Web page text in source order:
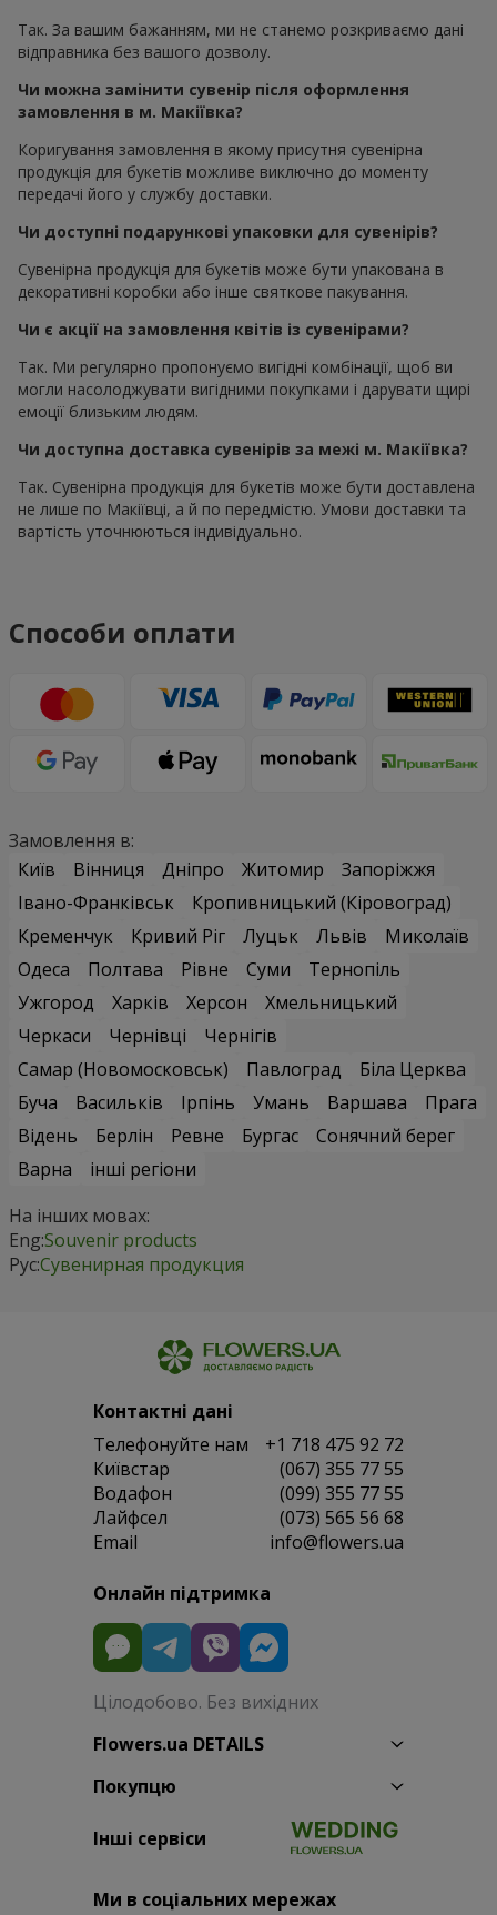
Так. За вашим бажанням, ми не станемо розкриваємо дані
відправника без вашого дозволу.
Чи можна замінити сувенір після оформлення
замовлення в м. Макіївка?
Коригування замовлення в якому присутня сувенірна
продукція для букетів можливе виключно до моменту
передачі його у службу доставки.
Чи доступні подарункові упаковки для сувенірів?
Сувенірна продукція для букетів може бути упакована в
декоративні коробки або інше святкове пакування.
Чи є акції на замовлення квітів із сувенірами?
Так. Ми регулярно пропонуємо вигідні комбінації, щоб ви
могли насолоджувати вигідними покупками і дарувати щирі
емоції близьким людям.
Чи доступна доставка сувенірів за межі м. Макіївка?
Так. Сувенірна продукція для букетів може бути доставлена
не лише по Макіївці, а й по передмістю. Умови доставки та
вартість уточнюються індивідуально.
Способи оплати
Замовлення в:
Київ
Вінниця Дніпро Житомир
Запоріжжя
Івано-Франківськ
Кропивницький (Кіровоград)
Кременчук
Кривий Ріг Луцьк Львів
Миколаїв
Одеса
Полтава Рівне Суми
Тернопіль
Ужгород
Харків Херсон
Хмельницький
Черкаси
Чернівці
Чернігів
Самар (Новомосковськ)
Павлоград
Біла Церква
Буча
Васильків Ірпінь Умань Варшава
Прага
Відень
Берлін Ревне Бургас
Сонячний берег
Варна
інші регіони
На інших мовах:
Eng:Souvenir products
Рус:Сувенирная продукция
Контактні дані
Телефонуйте нам
+1 718 475 92 72
Київстар
(067) 355 77 55
Водафон
(099) 355 77 55
Лайфсел
(073) 565 56 68
Email
info@flowers.ua
Онлайн підтримка
Цілодобово. Без вихідних
Flowers.ua DETAILS
Покупцю
Інші сервіси
Ми в соціальних мережах